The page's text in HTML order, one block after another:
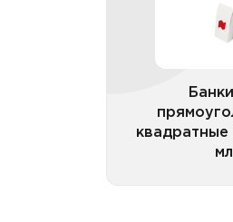
квадратные
мл
Банки ПП